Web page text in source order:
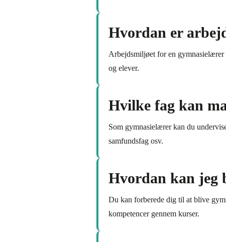
Hvordan er
Arbejdsmiljøet for en gymnasielærer
og elever.
Hvilke fag kan
Som gymnasielærer kan du
samfundsfag osv.
Hvordan kan jeg
Du kan forberede dig til at blive
kompetencer gennem kurser.